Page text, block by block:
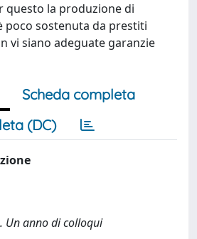
questo la produzione di
poco sostenuta da prestiti
vi siano adeguate garanzie
Scheda completa
(DC)
Un anno di colloqui